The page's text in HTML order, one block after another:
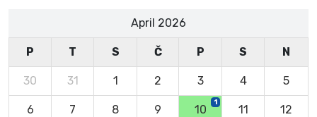
April 2026
P T S Č P S N
30 31 1 2 3 4 5
6 7 8 9 10
1
11 12